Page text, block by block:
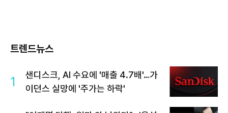
트렌드뉴스
1
샌디스크, AI 수요에 '매출 4.7배'…가
이던스 실망에 '주가는 하락'